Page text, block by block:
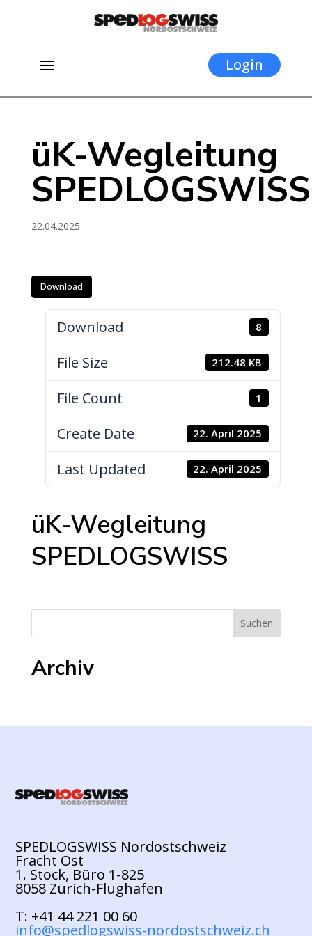
Login
üK-Wegleitung
SPEDLOGSWISS
22.04.2025
Download
Download 8
File Size 212.48 KB
File Count 1
Create Date 22. April 2025
Last Updated 22. April 2025
üK-Wegleitung
SPEDLOGSWISS
Archiv
SPEDLOGSWISS Nordostschweiz
Fracht Ost
1. Stock, Büro 1-825
8058 Zürich-Flughafen
T: +41 44 221 00 60
info@spedlogswiss-nordostschweiz.ch